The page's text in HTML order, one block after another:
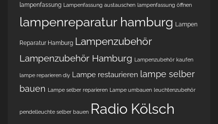
lampenfassung Lampenfassung austauschen lampenfassung öffnen
lampenreparatur hamburg Lampen
Reparatur Hamburg Lampenzubehör
Lampenzubehör Hamburg Lampenzubehör kaufen
lampe reparieren diy Lampe restaurieren lampe selber
bauen Lampe selber reparieren Lampe umbauen leuchtenzubehör
pendelleuchte selber bauen Radio Kölsch